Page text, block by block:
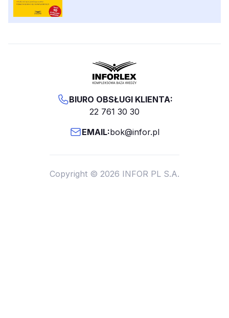
BIURO OBSŁUGI KLIENTA:
22 761 30 30
EMAIL:bok@infor.pl
Copyright © 2026 INFOR PL S.A.